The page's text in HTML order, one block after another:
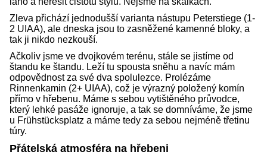
Zleva přichází jednodušší varianta nástupu Peterstiege (1-
2 UIAA), ale dneska jsou to zasněžené kamenné bloky, a
tak ji nikdo nezkouší.
Ačkoliv jsme ve dvojkovém terénu, stále se jistíme od
štandu ke štandu. Leží tu spousta sněhu a navíc mám
odpovědnost za své dva spolulezce. Prolézáme
Rinnenkamin (2+ UIAA), což je výrazný položený komín
přímo v hřebenu. Máme s sebou vytištěného průvodce,
který lehké pasáže ignoruje, a tak se domníváme, že jsme
u Frühstücksplatz a máme tedy za sebou nejméně třetinu
túry.
Přátelská atmosféra na hřebeni